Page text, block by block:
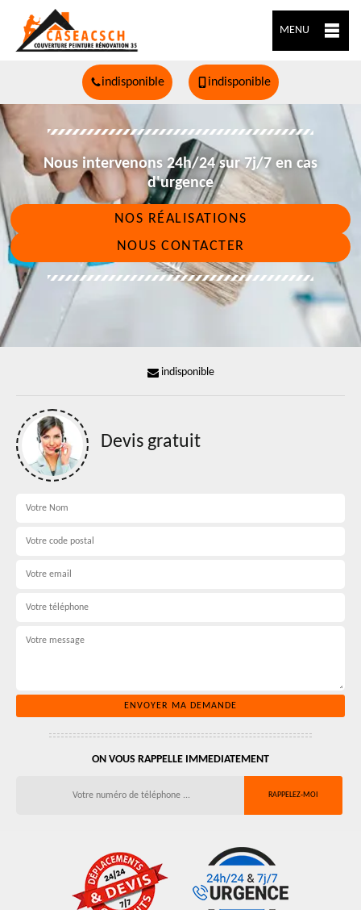
MENU
indisponible indisponible
Nous intervenons 24h/24 sur 7j/7 en cas
d'urgence
NOS RÉALISATIONS
NOUS CONTACTER
indisponible
Devis gratuit
ON VOUS RAPPELLE IMMEDIATEMENT